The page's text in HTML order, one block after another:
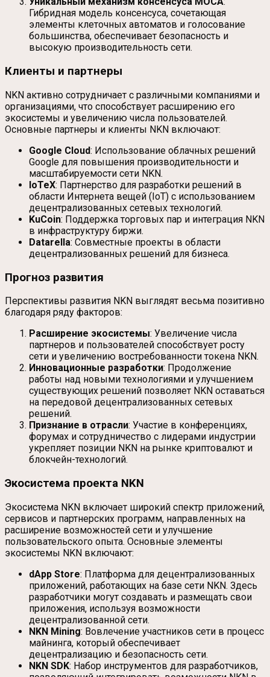
Гибридная модель консенсуса, сочетающая
элементы клеточных автоматов и голосование
большинства, обеспечивает безопасность и
высокую производительность сети.
Клиенты и партнеры
NKN активно сотрудничает с различными компаниями и
организациями, что способствует расширению его
экосистемы и увеличению числа пользователей.
Основные партнеры и клиенты NKN включают:
Google Cloud: Использование облачных решений
Google для повышения производительности и
масштабируемости сети NKN.
IoTeX: Партнерство для разработки решений в
области Интернета вещей (IoT) с использованием
децентрализованных сетевых технологий.
KuCoin: Поддержка торговых пар и интеграция NKN
в инфраструктуру биржи.
Datarella: Совместные проекты в области
децентрализованных решений для бизнеса.
Прогноз развития
Перспективы развития NKN выглядят весьма позитивно
благодаря ряду факторов:
Расширение экосистемы: Увеличение числа
партнеров и пользователей способствует росту
сети и увеличению востребованности токена NKN.
Инновационные разработки: Продолжение
работы над новыми технологиями и улучшением
существующих решений позволяет NKN оставаться
на передовой децентрализованных сетевых
решений.
Признание в отрасли: Участие в конференциях,
форумах и сотрудничество с лидерами индустрии
укрепляет позиции NKN на рынке криптовалют и
блокчейн-технологий.
Экосистема проекта NKN
Экосистема NKN включает широкий спектр приложений,
сервисов и партнерских программ, направленных на
расширение возможностей сети и улучшение
пользовательского опыта. Основные элементы
экосистемы NKN включают:
dApp Store: Платформа для децентрализованных
приложений, работающих на базе сети NKN. Здесь
разработчики могут создавать и размещать свои
приложения, используя возможности
децентрализованной сети.
NKN Mining: Вовлечение участников сети в процесс
майнинга, который обеспечивает
децентрализацию и безопасность сети.
NKN SDK: Набор инструментов для разработчиков,